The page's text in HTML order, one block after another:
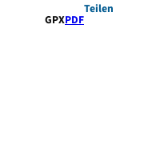
GPXPDF
Teilen